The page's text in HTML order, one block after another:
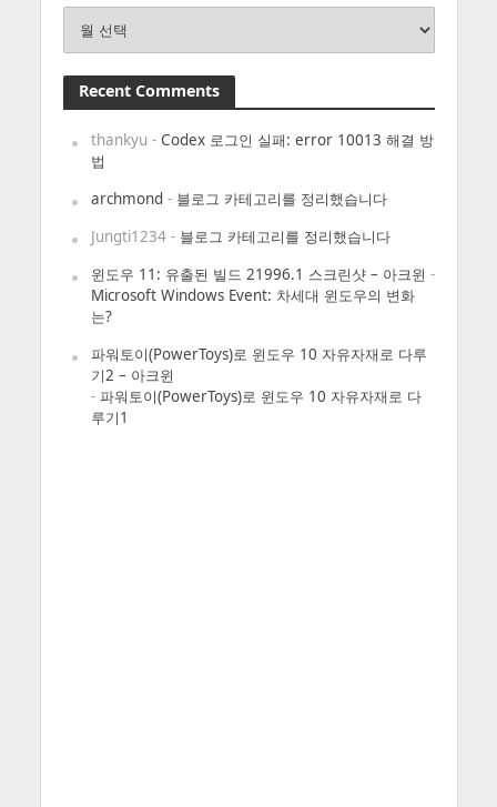
Recent Comments
thankyu - Codex 로그인 실패: error 10013 해결 방
법
archmond- 블로그 카테고리를 정리했습니다
Jungti1234- 블로그 카테고리를 정리했습니다
윈도우 11: 유출된 빌드 21996.1 스크린샷 – 아크윈 -
Microsoft Windows Event: 차세대 윈도우의 변화
는?
파워토이(PowerToys)로 윈도우 10 자유자재로 다루
기2 – 아크윈
- 파워토이(PowerToys)로 윈도우 10 자유자재로 다
루기1